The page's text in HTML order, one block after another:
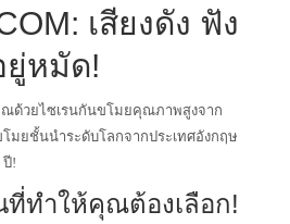
เสียงดัง ฟัง
ยู่หมัด!
ด้วยไซเรนกันขโมยคุณภาพสูงจาก
ยชั้นนำระดับโลกจากประเทศอังกฤษ
ปี!
ทำให้คุณต้องเลือก!